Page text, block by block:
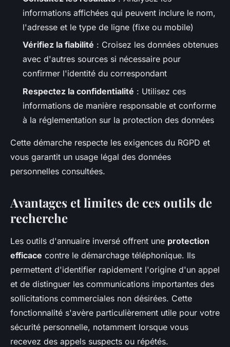
informations affichées qui peuvent inclure le nom,
l'adresse et le type de ligne (fixe ou mobile)
Vérifiez la fiabilité : Croisez les données obtenues
avec d'autres sources si nécessaire pour
confirmer l'identité du correspondant
Respectez la confidentialité : Utilisez ces
informations de manière responsable et conforme
à la réglementation sur la protection des données
Cette démarche respecte les exigences du RGPD et
vous garantit un usage légal des données
personnelles consultées.
Avantages et limites de ces outils de
recherche
Les outils d'annuaire inversé offrent une protection
efficace contre le démarchage téléphonique. Ils
permettent d'identifier rapidement l'origine d'un appel
et de distinguer les communications importantes des
sollicitations commerciales non désirées. Cette
fonctionnalité s'avère particulièrement utile pour votre
sécurité personnelle, notamment lorsque vous
recevez des appels suspects ou répétés.